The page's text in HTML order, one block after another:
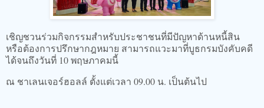
เชิญชวนร่วมกิจกรรมสำหรับประชาชนที่มีปัญหาด้านหนี้สิน
หรือต้องการปรึกษากฎหมาย สามารถแวะมาที่บูธกรมบังคับคดี
ได้จนถึงวันที่ 10 พฤษภาคมนี้
ณ ชาเลนเจอร์ฮอลล์ ตั้งแต่เวลา 09.00 น. เป็นต้นไป